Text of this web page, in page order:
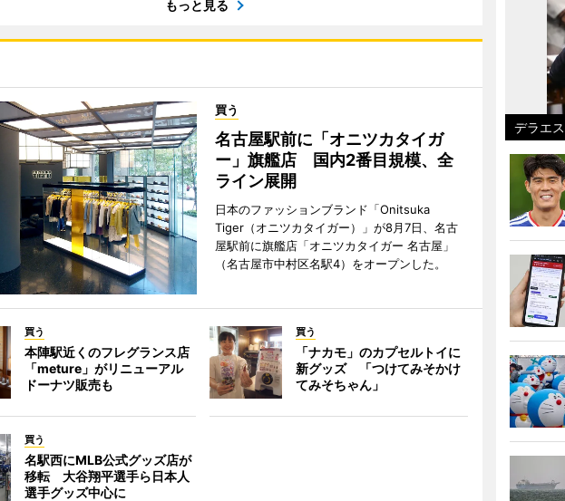
もっと見る
買う
名古屋駅前に「オニツカタイガ
ー」旗艦店 国内2番目規模、全
ライン展開
日本のファッションブランド「Onitsuka
Tiger（オニツカタイガー）」が8月7日、名古
屋駅前に旗艦店「オニツカタイガー 名古屋」
（名古屋市中村区名駅4）をオープンした。
買う
本陣駅近くのフレグランス店
「meture」がリニューアル
ドーナツ販売も
買う
「ナカモ」のカプセルトイに
新グッズ 「つけてみそかけ
てみそちゃん」
買う
名駅西にMLB公式グッズ店が
移転 大谷翔平選手ら日本人
選手グッズ中心に
デラエ